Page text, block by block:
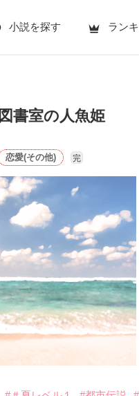
小説を探す ラン
図書室の人魚姫
恋愛(その他) 完